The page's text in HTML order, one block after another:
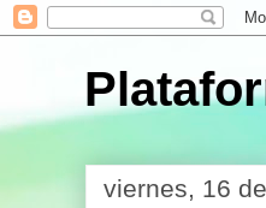
viernes, 16